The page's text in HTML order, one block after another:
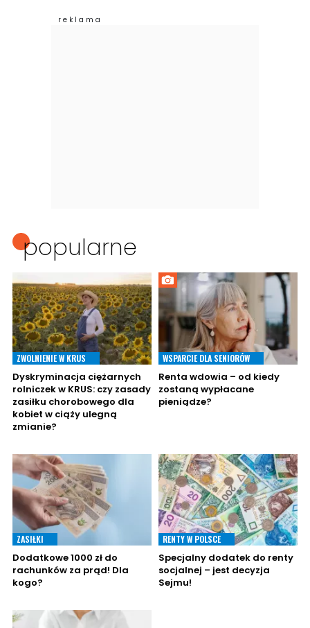
popularne
ZWOLNIENIE W KRUS
Dyskryminacja ciężarnych
rolniczek w KRUS: czy zasady
zasiłku chorobowego dla
kobiet w ciąży ulegną
zmianie?
WSPARCIE DLA SENIORÓW
Renta wdowia – od kiedy
zostaną wypłacane
pieniądze?
ZASIŁKI
Dodatkowe 1000 zł do
rachunków za prąd! Dla
kogo?
RENTY W POLSCE
Specjalny dodatek do renty
socjalnej – jest decyzja
Sejmu!